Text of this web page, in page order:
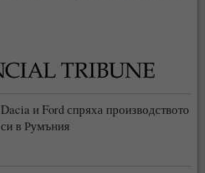
Dacia и Ford спряха производството
си в Румъния